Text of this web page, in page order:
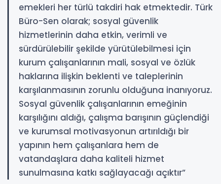
emekleri her türlü takdiri hak etmektedir. Türk
Büro-Sen olarak; sosyal güvenlik
hizmetlerinin daha etkin, verimli ve
sürdürülebilir şekilde yürütülebilmesi için
kurum çalışanlarının mali, sosyal ve özlük
haklarına ilişkin beklenti ve taleplerinin
karşılanmasının zorunlu olduğuna inanıyoruz.
Sosyal güvenlik çalışanlarının emeğinin
karşılığını aldığı, çalışma barışının güçlendiği
ve kurumsal motivasyonun artırıldığı bir
yapının hem çalışanlara hem de
vatandaşlara daha kaliteli hizmet
sunulmasına katkı sağlayacağı açıktır”